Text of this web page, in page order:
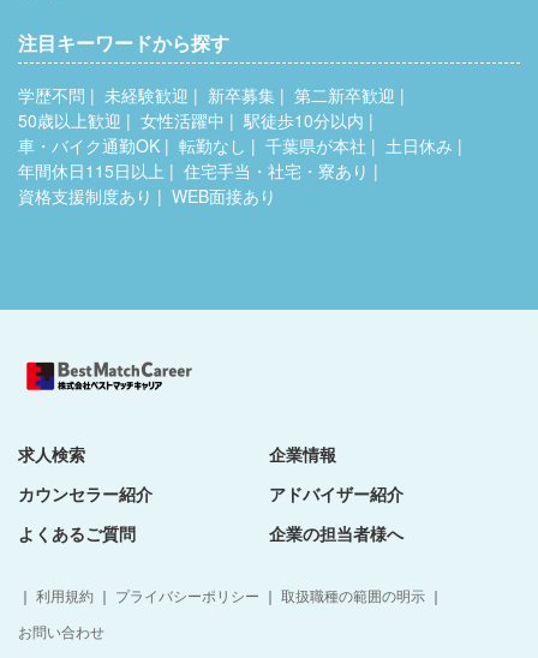
注目キーワードから探す
学歴不問 未経験歓迎 新卒募集
第二新卒歓迎
50歳以上歓迎
女性活躍中
駅徒歩10分以内
車・バイク通勤OK
転勤なし 千葉県が本社
土日休み
年間休日115日以上
住宅手当・社宅・寮あり
資格支援制度あり
WEB面接あり
求人検索
企業情報
カウンセラー紹介
アドバイザー紹介
よくあるご質問
企業の担当者様へ
｜ 利用規約 ｜ プライバシーポリシー ｜ 取扱職種の範囲の明示 ｜
お問い合わせ